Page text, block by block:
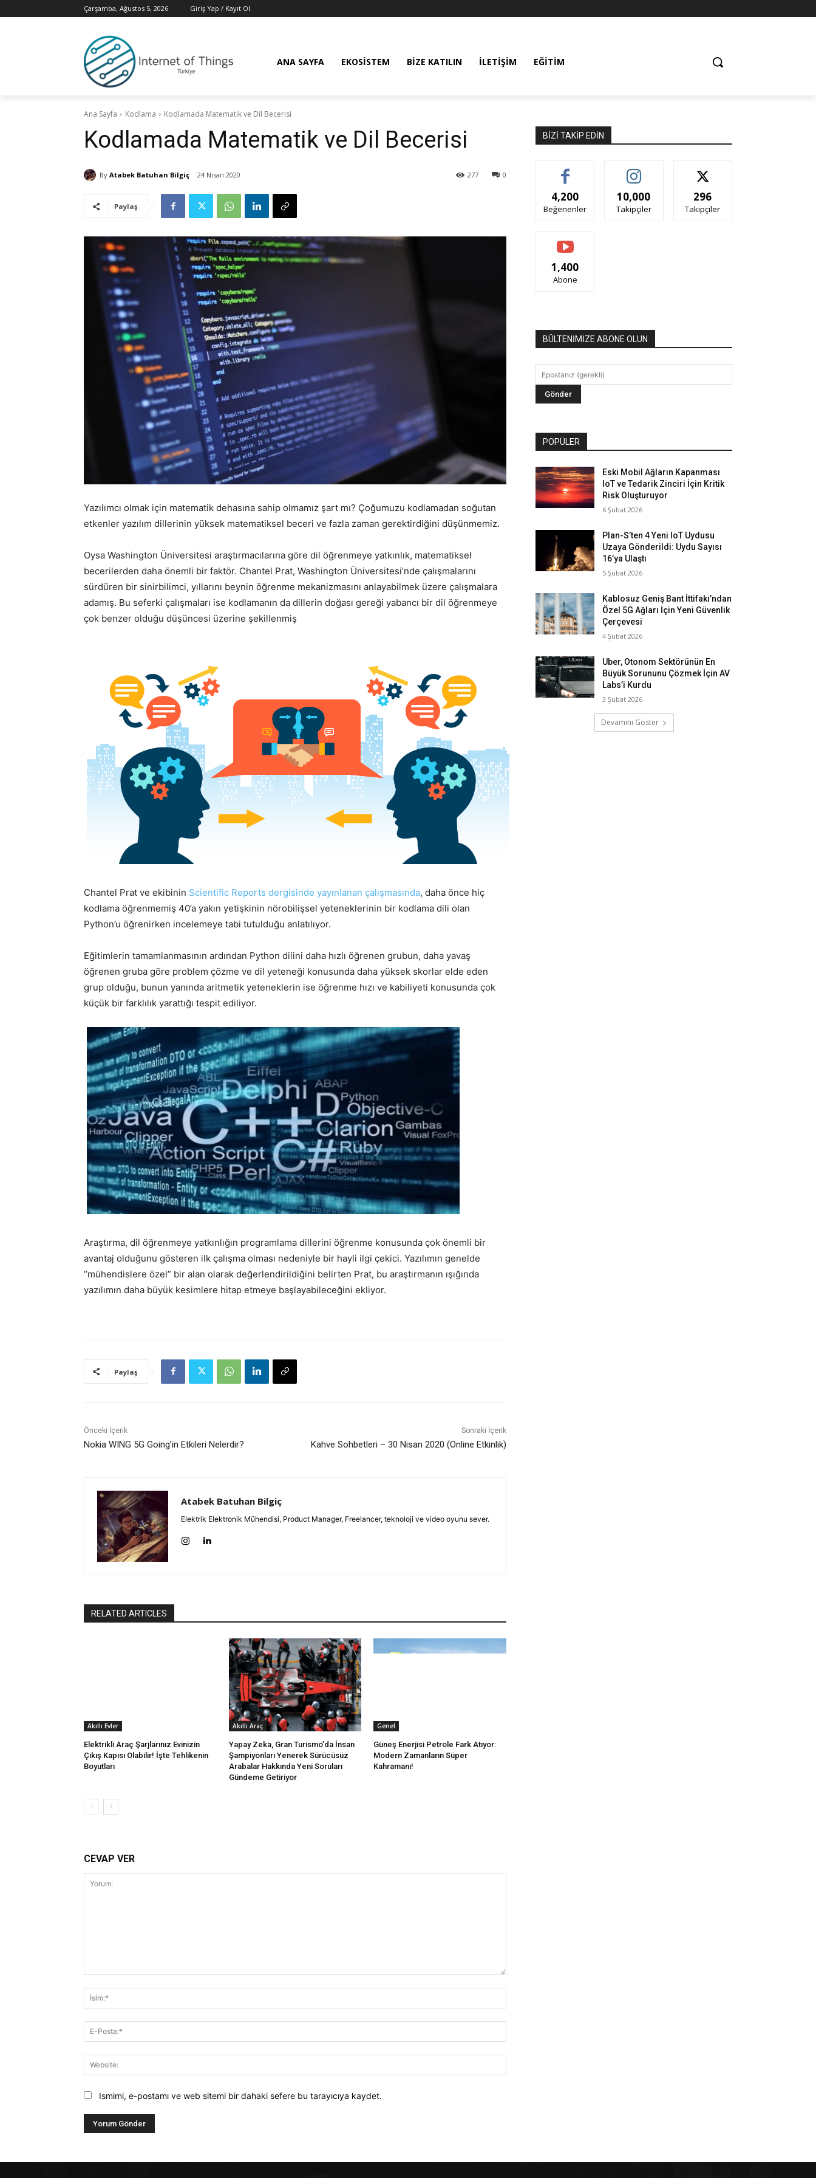
Çarşamba, Ağustos 5, 2026 Giriş Yap / Kayıt Ol
ANA SAYFA EKOSISTEM BIZE KATILIN İLETIŞIM EĞITIM
Ana Sayfa Kodlama Kodlamada Matematik ve Dil Becerisi
Kodlamada Matematik ve Dil Becerisi
By Atabek Batuhan Bilgiç 24 Nisan 2020 0
277
Paylaş
Yazılımcı olmak için matematik dehasına sahip olmamız şart mı? Çoğumuzu kodlamadan soğutan
etkenler yazılım dillerinin yüksek matematiksel beceri ve fazla zaman gerektirdiğini düşünmemiz.
Oysa Washington Üniversitesi araştırmacılarına göre dil öğrenmeye yatkınlık, matematiksel
becerilerden daha önemli bir faktör. Chantel Prat, Washington Üniversitesi’nde çalışmalarını
sürdüren bir sinirbilimci, yıllarını beynin öğrenme mekanizmasını anlayabilmek üzere çalışmalara
adamış. Bu seferki çalışmaları ise kodlamanın da dillerin doğası gereği yabancı bir dil öğrenmeye
çok benzer olduğu düşüncesi üzerine şekillenmiş
Chantel Prat ve ekibinin Scientific Reports dergisinde yayınlanan çalışmasında, daha önce hiç
kodlama öğrenmemiş 40’a yakın yetişkinin nörobilişsel yeteneklerinin bir kodlama dili olan
Python’u öğrenirken incelemeye tabi tutulduğu anlatılıyor.
Eğitimlerin tamamlanmasının ardından Python dilini daha hızlı öğrenen grubun, daha yavaş
öğrenen gruba göre problem çözme ve dil yeteneği konusunda daha yüksek skorlar elde eden
grup olduğu, bunun yanında aritmetik yeteneklerin ise öğrenme hızı ve kabiliyeti konusunda çok
küçük bir farklılık yarattığı tespit ediliyor.
Araştırma, dil öğrenmeye yatkınlığın programlama dillerini öğrenme konusunda çok önemli bir
avantaj olduğunu gösteren ilk çalışma olması nedeniyle bir hayli ilgi çekici. Yazılımın genelde
“mühendislere özel” bir alan olarak değerlendirildiğini belirten Prat, bu araştırmanın ışığında
yazılımın daha büyük kesimlere hitap etmeye başlayabileceğini ekliyor.
Paylaş
Önceki İçerik
Nokia WING 5G Going’in Etkileri Nelerdir?
Sonraki İçerik
Kahve Sohbetleri – 30 Nisan 2020 (Online Etkinlik)
Atabek Batuhan Bilgiç
Elektrik Elektronik Mühendisi, Product Manager, Freelancer, teknoloji ve video oyunu sever.
RELATED ARTICLES
Akıllı Evler
Elektrikli Araç Şarjlarınız Evinizin
Çıkış Kapısı Olabilir! İşte Tehlikenin
Boyutları
Akıllı Araç
Yapay Zeka, Gran Turismo’da İnsan
Şampiyonları Yenerek Sürücüsüz
Arabalar Hakkında Yeni Soruları
Gündeme Getiriyor
Genel
Güneş Enerjisi Petrole Fark Atıyor:
Modern Zamanların Süper
Kahramanı!
CEVAP VER
Posta:*
Ismimi, e-postamı ve web sitemi bir dahaki sefere bu tarayıcıya kaydet.
BIZI TAKIP EDIN
4,200
Beğenenler
10,000
Takipçiler
296
Takipçiler
1,400
Abone
BÜLTENİMİZE ABONE OLUN
POPÜLER
Eski Mobil Ağların Kapanması
IoT ve Tedarik Zinciri İçin Kritik
Risk Oluşturuyor
6 Şubat 2026
Plan-S’ten 4 Yeni IoT Uydusu
Uzaya Gönderildi: Uydu Sayısı
16’ya Ulaştı
5 Şubat 2026
Kablosuz Geniş Bant İttifakı’ndan
Özel 5G Ağları İçin Yeni Güvenlik
Çerçevesi
4 Şubat 2026
Uber, Otonom Sektörünün En
Büyük Sorununu Çözmek İçin AV
Labs’i Kurdu
3 Şubat 2026
Devamını Göster